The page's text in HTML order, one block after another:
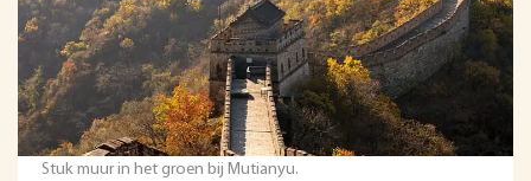
Stuk muur in het groen bij Mutianyu.